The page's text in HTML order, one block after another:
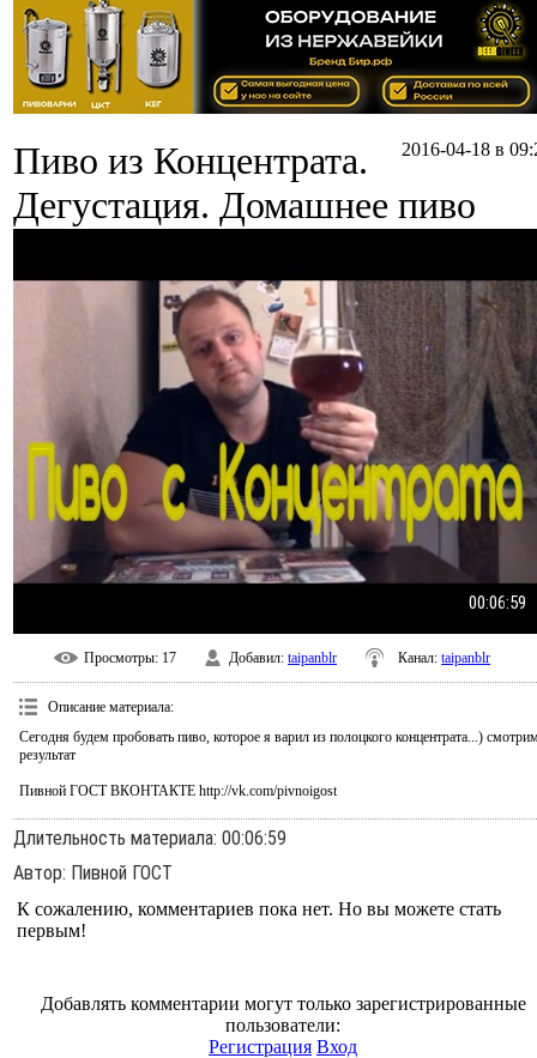
2016-04-18 в
Пиво из Концентрата.
Дегустация. Домашнее пиво
00:06:59
Просмотры: 17 Добавил: taipanblr Канал: taipanblr
Описание материала:
Сегодня будем пробовать пиво, которое я варил из полоцкого концентрата...)
результат
Пивной ГОСТ ВКОНТАКТЕ http://vk.com/pivnoigost
Длительность материала: 00:06:59
Автор: Пивной ГОСТ
К сожалению, комментариев пока нет. Но вы можете стать
первым!
Добавлять комментарии могут только зарегистрированные
пользователи:
Регистрация Вход